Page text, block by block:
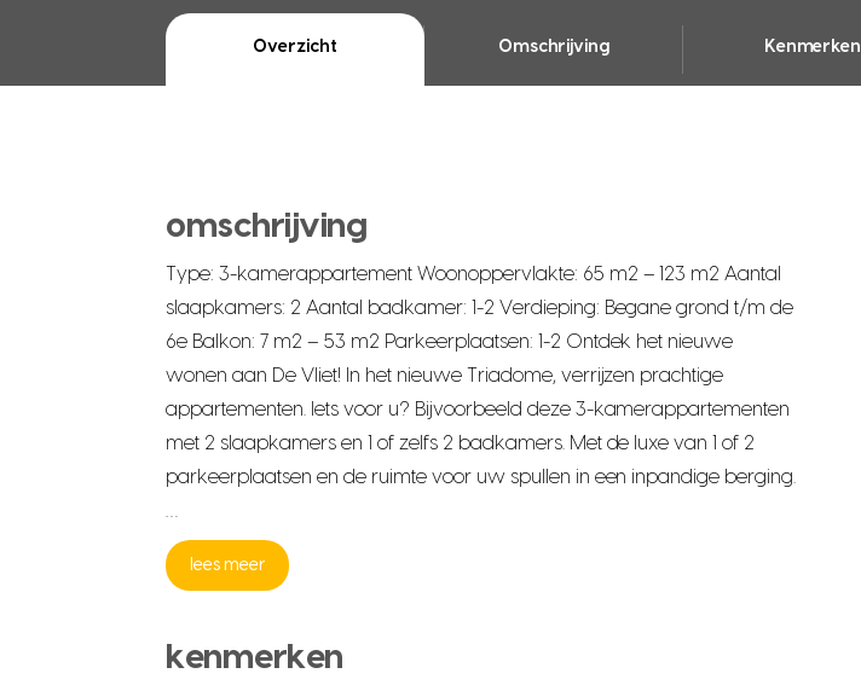
Overzicht Omschrijving Kenmerken
omschrijving
Type: 3-kamerappartement Woonoppervlakte: 65 m2 – 123 m2 Aantal
slaapkamers: 2 Aantal badkamer: 1-2 Verdieping: Begane grond t/m de
6e Balkon: 7 m2 – 53 m2 Parkeerplaatsen: 1-2 Ontdek het nieuwe
wonen aan De Vliet! In het nieuwe Triadome, verrijzen prachtige
appartementen. Iets voor u? Bijvoorbeeld deze 3-kamerappartementen
met 2 slaapkamers en 1 of zelfs 2 badkamers. Met de luxe van 1 of 2
parkeerplaatsen en de ruimte voor uw spullen in een inpandige berging.
lees meer
kenmerken